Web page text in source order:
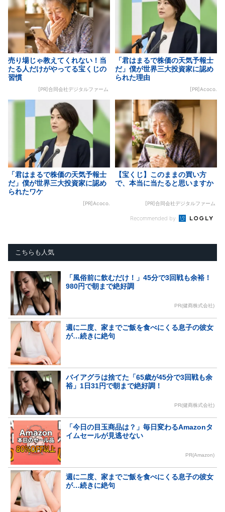
売り場じゃ教えてくれない！当
たる人だけがやってる宝くじの
習慣
[PR]合同会社デジタルファーム
「君はまるで株価の天気予報士
だ」僕が世界三大投資家に認め
られた理由
[PR]Acoco.
「君はまるで株価の天気予報士
だ」僕が世界三大投資家に認め
られたワケ
[PR]Acoco.
【宝くじ】このままの買い方
で、本当に当たると思いますか
[PR]合同会社デジタルファーム
Recommended by
こちらも人気
「風俗前に飲むだけ！」45分で3回戦も余裕！
980円で朝まで絶好調
PR(健商株式会社)
週に二度、家までご飯を食べにくる息子の彼女
が…続きに絶句
バイアグラは捨てた「65歳が45分で3回戦も余
裕」1日31円で朝まで絶好調！
PR(健商株式会社)
「今日の目玉商品は？」毎日変わるAmazonタ
イムセールが見逃せない
PR(Amazon)
週に二度、家までご飯を食べにくる息子の彼女
が…続きに絶句